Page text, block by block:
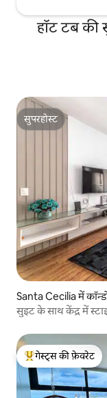
हॉट टब की
सुपरहोस्ट
सुपरहोस्ट
Santa Cecilia में
सुइट के साथ केंद्र में
गेस्ट्स का टॉप फ़ेवरेट
गेस्ट्स की फ़ेवरेट